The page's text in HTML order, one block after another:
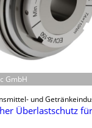
GmbH
und
Überlastschutz